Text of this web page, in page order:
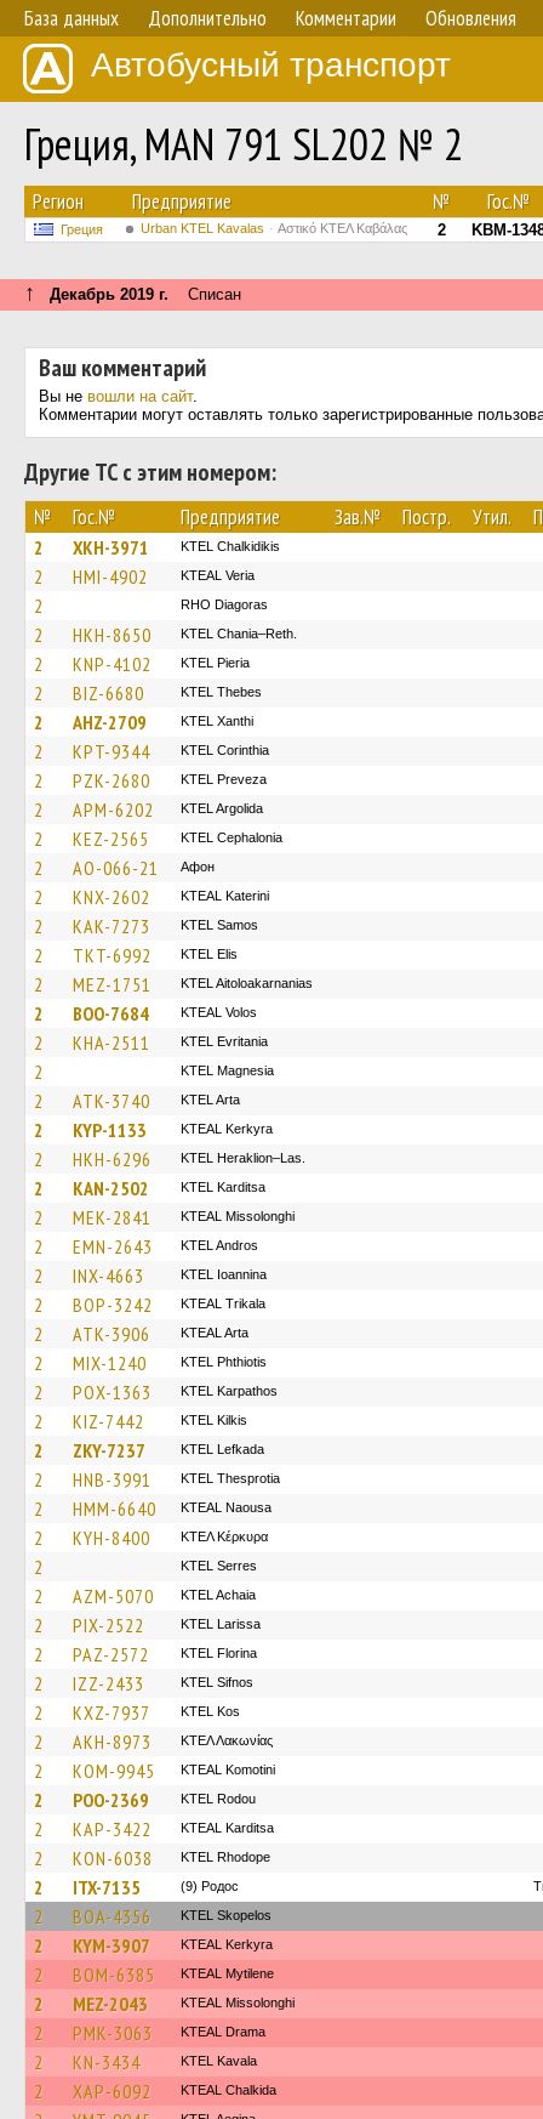
База данных Дополнительно Комментарии Обновления
Автобусный транспорт
Греция, MAN 791 SL202 № 2
Регион Предприятие № Гос.№
Греция Urban KTEL Kavalas Αστικό ΚΤΕΛ Καβάλας 2 KBM-
↑ Декабрь 2019 г. Списан
Ваш комментарий
Вы не вошли на сайт.
Комментарии могут оставлять только зарегистрированные
Другие ТС с этим номером:
№ Гос.№ Предприятие Зав.№ Постр. Утил.
2 XKH-3971 ΚΤΕL Chalkidikis
2 HMI-4902 KTEAL Veria
2 RHO Diagoras
2 HKH-8650 KTEL Chania–Reth.
2 KNP-4102 KTEL Pieria
2 BIZ-6680 KTEL Thebes
2 AHZ-2709 KTEL Xanthi
2 KPT-9344 KTEL Corinthia
2 PZK-2680 KTEL Preveza
2 APM-6202 KTEL Argolida
2 KEZ-2565 KTEL Cephalonia
2 AO-066-21 Афон
2 KNX-2602 KTEAL Katerini
2 KAK-7273 KTEL Samos
2 TKT-6992 KTEL Elis
2 MEZ-1751 KTEL Aitoloakarnanias
2 BOO-7684 KTEAL Volos
2 KHA-2511 ΚΤΕL Evritania
2 ΚΤΕL Magnesia
2 ATK-3740 KTEL Arta
2 KYP-1133 KTEAL Kerkyra
2 HKH-6296 KTEL Heraklion–Las.
2 KAN-2502 ΚΤΕL Karditsa
2 MEK-2841 KTEAL Missolonghi
2 EMN-2643 KTEL Andros
2 INX-4663 KTEL Ioannina
2 BOP-3242 KTEAL Trikala
2 ATK-3906 KTEAL Arta
2 MIX-1240 ΚΤΕL Phthiotis
2 POX-1363 ΚΤΕL Karpathos
2 KIZ-7442 KTEL Kilkis
2 ZKY-7237 KTEL Lefkada
2 HNB-3991 KTEL Thesprotia
2 HMM-6640 KTEAL Naousa
2 KYH-8400 ΚΤΕΛ Κέρκυρα
2 KTEL Serres
2 AZM-5070 KTEL Achaia
2 PIX-2522 KTEL Larissa
2 PAZ-2572 KTEL Florina
2 IZZ-2433 KTEL Sifnos
2 KXZ-7937 KTEL Kos
2 AKH-8973 ΚΤΕΛ Λακωνίας
2 KOM-9945 KTEAL Komotini
2 POO-2369 ΚΤΕL Rodou
2 KAP-3422 KTEAL Karditsa
2 KON-6038 KTEL Rhodope
2 ITX-7135 (9) Родос
2 BOA-4356 KTEL Skopelos
2 KYM-3907 KTEAL Kerkyra
2 BOM-6385 KTEAL Mytilene
2 MEZ-2043 KTEAL Missolonghi
2 PMK-3063 KTEAL Drama
2 KN-3434 KTEL Kavala
2 XAP-6092 KTEAL Chalkida